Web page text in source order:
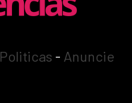
Politicas - Anuncie